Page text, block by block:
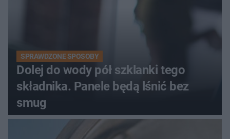
SPRAWDZONE SPOSOBY
Dolej do wody pół szklanki tego
składnika. Panele będą lśnić bez
smug